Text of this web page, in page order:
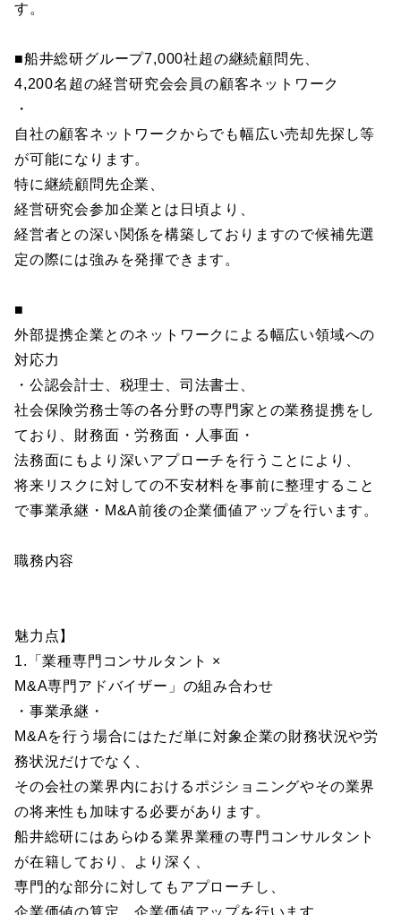
す。
■船井総研グループ7,000社超の継続顧問先、
4,200名超の経営研究会会員の顧客ネットワーク
・
自社の顧客ネットワークからでも幅広い売却先探し等
が可能になります。
特に継続顧問先企業、
経営研究会参加企業とは日頃より、
経営者との深い関係を構築しておりますので候補先選
定の際には強みを発揮できます。
■
外部提携企業とのネットワークによる幅広い領域への
対応力
・公認会計士、税理士、司法書士、
社会保険労務士等の各分野の専門家との業務提携をし
ており、財務面・労務面・人事面・
法務面にもより深いアプローチを行うことにより、
将来リスクに対しての不安材料を事前に整理すること
で事業承継・M&A前後の企業価値アップを行います。
職務内容
魅力点】
1.「業種専門コンサルタント ×
M&A専門アドバイザー」の組み合わせ
・事業承継・
M&Aを行う場合にはただ単に対象企業の財務状況や労
務状況だけでなく、
その会社の業界内におけるポジショニングやその業界
の将来性も加味する必要があります。
船井総研にはあらゆる業界業種の専門コンサルタント
が在籍しており、より深く、
専門的な部分に対してもアプローチし、
企業価値の算定、企業価値アップを行います。